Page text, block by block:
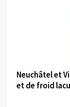
Neuchâtel et
et de froid